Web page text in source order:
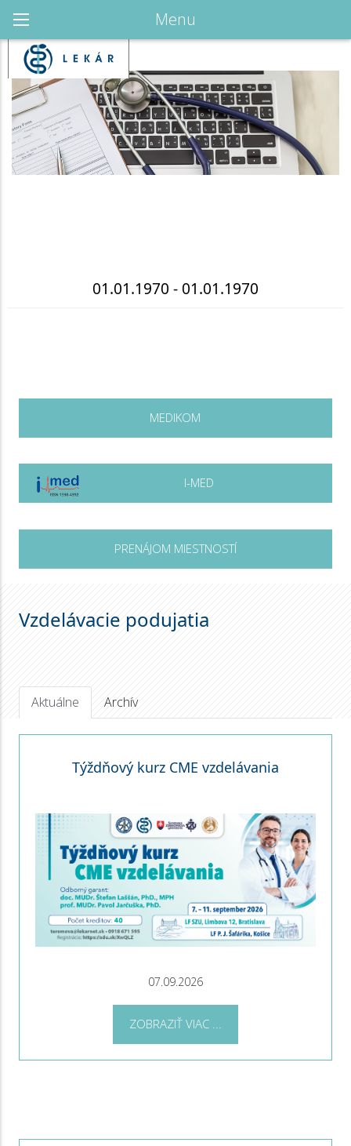
Menu
01.01.1970 - 01.01.1970
MEDIKOM
I-MED
PRENÁJOM MIESTNOSTÍ
Vzdelávacie podujatia
Aktuálne Archív
Týždňový kurz CME vzdelávania
07.09.2026
ZOBRAZIŤ VIAC ...